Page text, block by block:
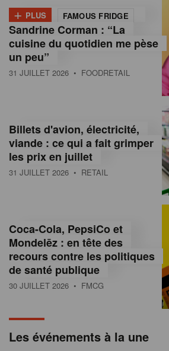
m
a
s
s
u
e
e
a
+ PLUS FAMOUS FRIDGE
Sandrine Corman : “La
cuisine du quotidien me pèse
un peu”
31 JUILLET 2026 • FOODRETAIL
Billets d'avion, électricité,
viande : ce qui a fait grimper
les prix en juillet
31 JUILLET 2026 • RETAIL
Coca-Cola, PepsiCo et
Mondelēz : en tête des
recours contre les politiques
de santé publique
30 JUILLET 2026 • FMCG
Les événements à la une